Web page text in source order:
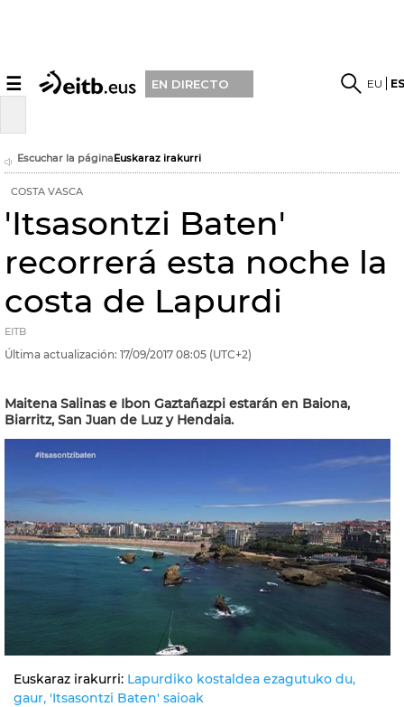
☰ EN DIRECTO EU
Escuchar la páginaEuskaraz irakurri
COSTA VASCA
'Itsasontzi Baten'
recorrerá esta noche la
costa de Lapurdi
EITB
Última actualización: 17/09/2017 08:05 (UTC+2)
Maitena Salinas e Ibon Gaztañazpi estarán en Baiona,
Biarritz, San Juan de Luz y Hendaia.
Euskaraz irakurri: Lapurdiko kostaldea ezagutuko du,
gaur, 'Itsasontzi Baten' saioak